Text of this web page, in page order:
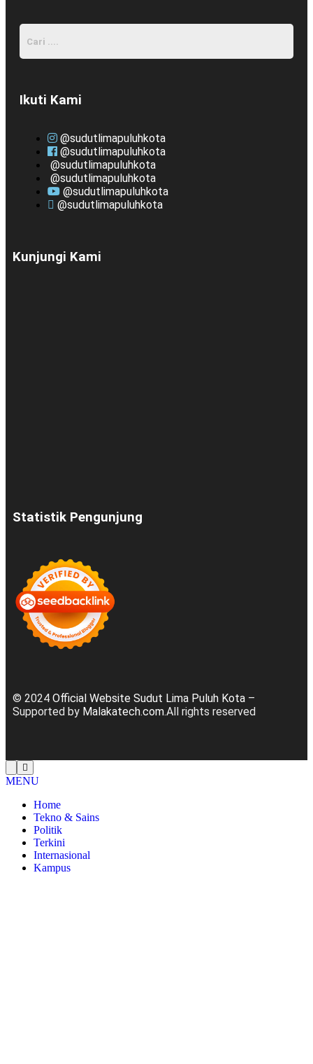
Ikuti Kami
@sudutlimapuluhkota
@sudutlimapuluhkota
@sudutlimapuluhkota
@sudutlimapuluhkota
@sudutlimapuluhkota
@sudutlimapuluhkota
Kunjungi Kami
Statistik Pengunjung
© 2024 Official Website Sudut Lima Puluh Kota –
Supported by Malakatech.com.All rights reserved
MENU
Home
Tekno & Sains
Politik
Terkini
Internasional
Kampus